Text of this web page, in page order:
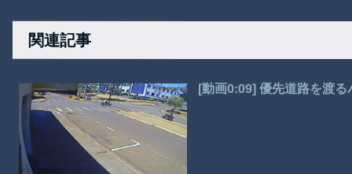
関連記事
[動画0:09] 優先道路を渡